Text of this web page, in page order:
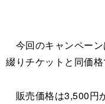
今回のキャンペー
綴りチケットと同価
販売価格は3,500円